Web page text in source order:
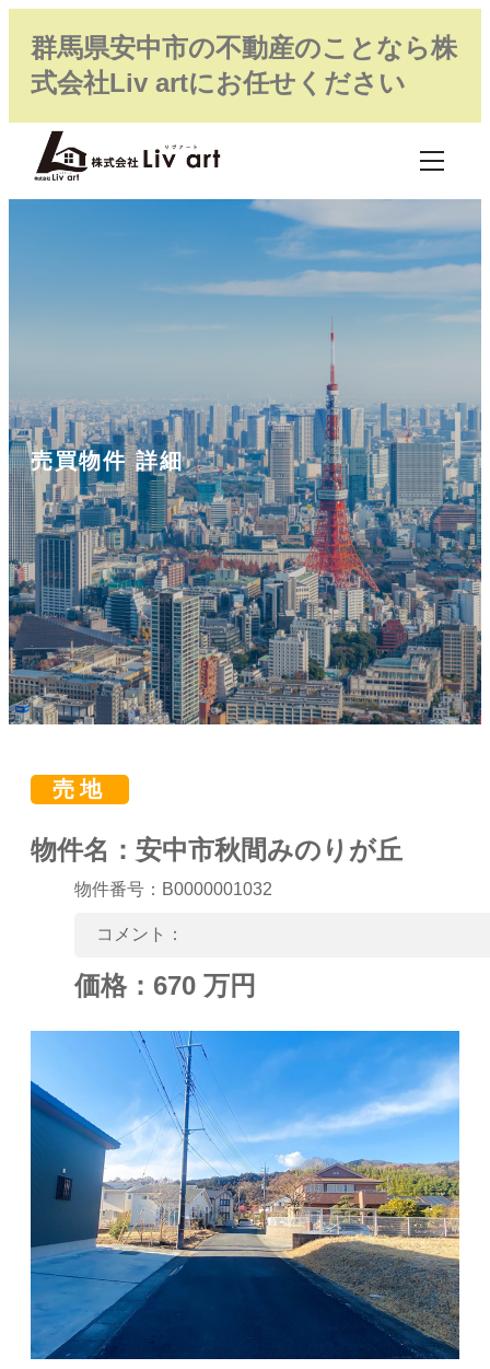
群馬県安中市の不動産のことなら株
式会社Liv artにお任せください
売買物件 詳細
売地
物件名：安中市秋間みのりが丘
物件番号：B0000001032
コメント：
価格： 670 万円